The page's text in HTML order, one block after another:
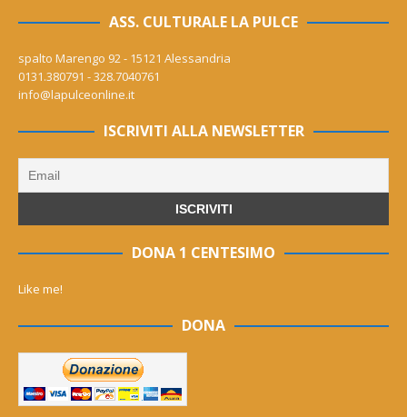
ASS. CULTURALE LA PULCE
spalto Marengo 92 - 15121 Alessandria
0131.380791 - 328.7040761
info@lapulceonline.it
ISCRIVITI ALLA NEWSLETTER
DONA 1 CENTESIMO
Like me!
DONA